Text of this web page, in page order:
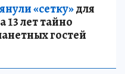
«сетку»для
13 лет тайно
гостей